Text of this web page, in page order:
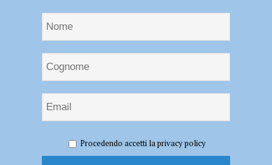
“Basta aggressioni agli uomini di divisa, servono bodycam e taser”
Procedendo accetti la privacy policy